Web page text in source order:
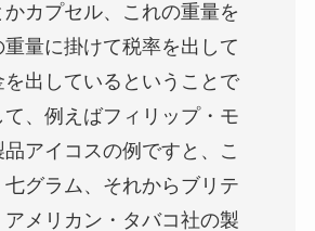
かカプセル、これの重量を
重量に掛けて税率を出して
を出しているということで
て、例えばフィリップ・モ
品アイコスの例ですと、こ
グラム、それからブリテ
アメリカン・タバコ社の製